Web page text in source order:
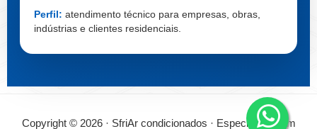
Perfil: atendimento técnico para empresas, obras,
indústrias e clientes residenciais.
Copyright © 2026 · SfriAr condicionados · Especialistas em